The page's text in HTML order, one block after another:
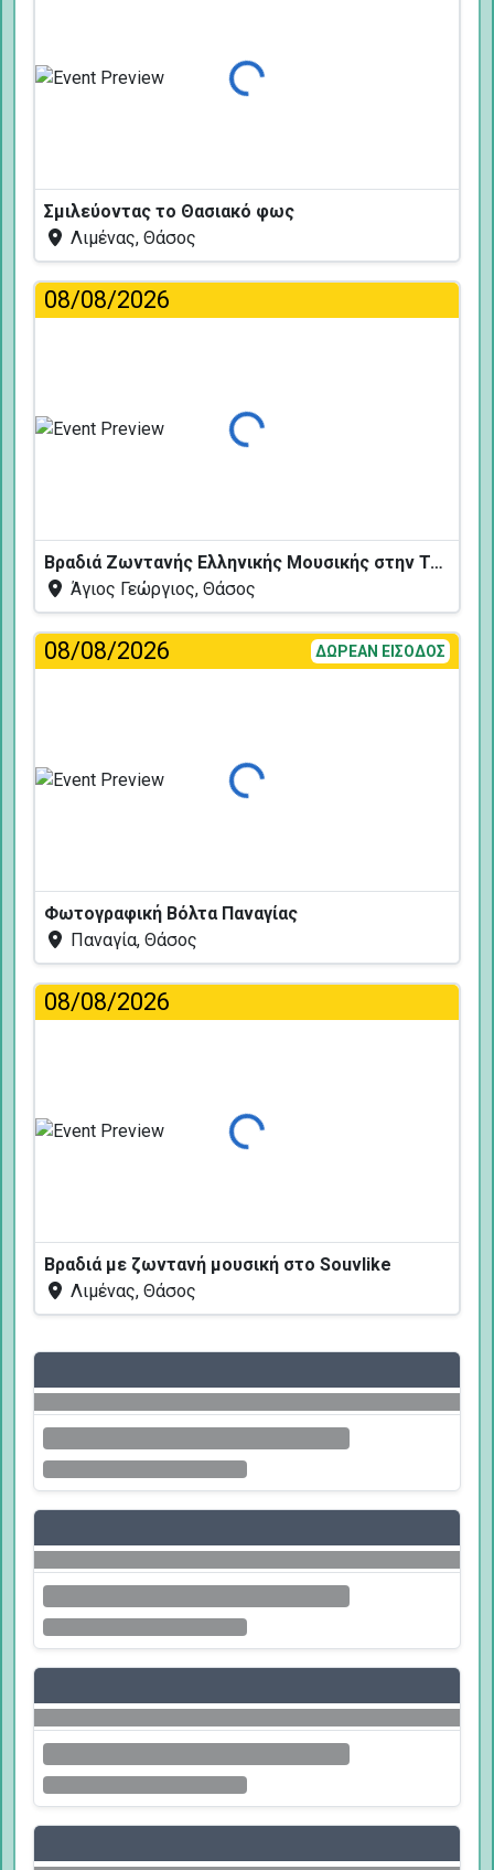
Φόρτωση...
Σμιλεύοντας το Θασιακό φως
Λιμένας, Θάσος
08/08/2026
Φόρτωση...
Βραδιά Ζωντανής Ελληνικής Μουσικής στην Ταβέρνα Κελάρι
Άγιος Γεώργιος, Θάσος
08/08/2026 ΔΩΡΕΑΝ ΕΙΣΟΔΟΣ
Φόρτωση...
Φωτογραφική Βόλτα Παναγίας
Παναγία, Θάσος
08/08/2026
Φόρτωση...
Βραδιά με ζωντανή μουσική στο Souvlike
Λιμένας, Θάσος